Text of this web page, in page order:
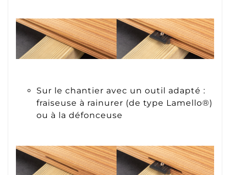
Sur le chantier avec un outil adapté :
fraiseuse à rainurer (de type Lamello®)
ou à la défonceuse